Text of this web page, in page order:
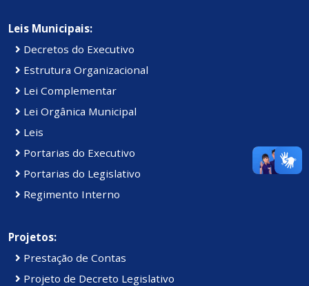
Leis Municipais:
Decretos do Executivo
Estrutura Organizacional
Lei Complementar
Lei Orgânica Municipal
Leis
Portarias do Executivo
Portarias do Legislativo
Regimento Interno
Projetos:
Prestação de Contas
Projeto de Decreto Legislativo